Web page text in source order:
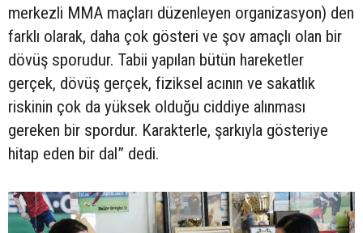
merkezli MMA maçları düzenleyen organizasyon) den
farklı olarak, daha çok gösteri ve şov amaçlı olan bir
dövüş sporudur. Tabii yapılan bütün hareketler
gerçek, dövüş gerçek, fiziksel acının ve sakatlık
riskinin çok da yüksek olduğu ciddiye alınması
gereken bir spordur. Karakterle, şarkıyla gösteriye
hitap eden bir dal” dedi.